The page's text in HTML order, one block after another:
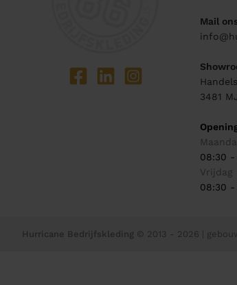
Mail
3481
08:30 -
Vrijdag
08:30 -
Hurricane Bedrijfskleding © 2013 - 2026 |